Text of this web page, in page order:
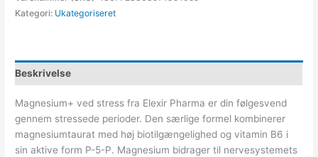
Kategori: Ukategoriseret
Beskrivelse
Magnesium+ ved stress fra Elexir Pharma er din følgesvend
gennem stressede perioder. Den særlige formel kombinerer
magnesiumtaurat med høj biotilgængelighed og vitamin B6 i
sin aktive form P-5-P. Magnesium bidrager til nervesystemets